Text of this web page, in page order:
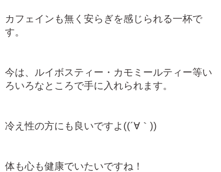
カフェインも無く安らぎを感じられる一杯で
す。
今は、ルイボスティー・カモミールティー等い
ろいろなところで手に入れられます。
冷え性の方にも良いですよ((´∀｀))
体も心も健康でいたいですね！